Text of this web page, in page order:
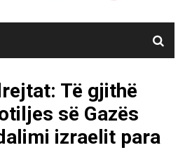
Të gjithë
së Gazës
izraelit para